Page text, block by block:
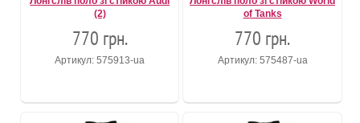
(2)
770 грн.
Артикул: 575913-ua
of Tanks
770 грн.
Артикул: 575487-ua